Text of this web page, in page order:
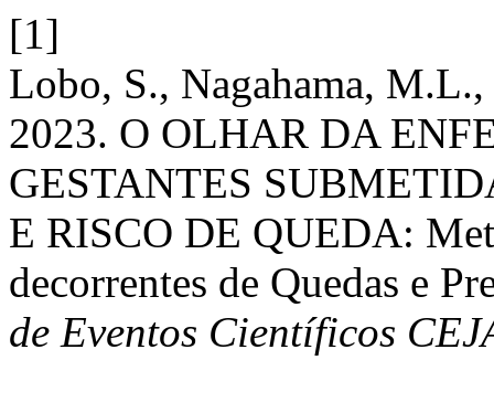
[1]
Lobo, S., Nagahama,
2023. O OLHAR DA
GESTANTES
E RISCO DE QUEDA:
decorrentes de Quedas e
de Eventos Científicos